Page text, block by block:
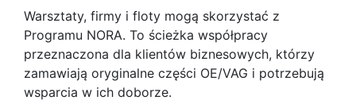
Warsztaty, firmy i floty mogą skorzystać z
Programu NORA. To ścieżka współpracy
przeznaczona dla klientów biznesowych, którzy
zamawiają oryginalne części OE/VAG i potrzebują
wsparcia w ich doborze.